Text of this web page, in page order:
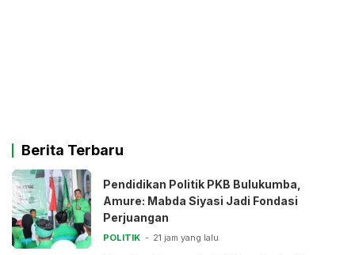
Berita Terbaru
Pendidikan Politik PKB Bulukumba,
Amure: Mabda Siyasi Jadi Fondasi
Perjuangan
POLITIK 21 jam yang lalu